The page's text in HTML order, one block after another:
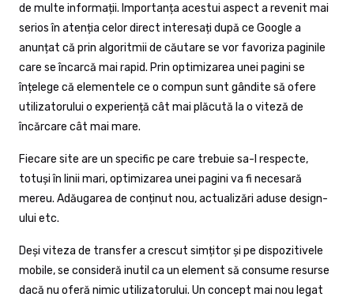
de multe informații. Importanța acestui aspect a revenit mai
serios în atenția celor direct interesați după ce Google a
anunțat că prin algoritmii de căutare se vor favoriza paginile
care se încarcă mai rapid. Prin optimizarea unei pagini se
înțelege că elementele ce o compun sunt gândite să ofere
utilizatorului o experiență cât mai plăcută la o viteză de
încărcare cât mai mare.
Fiecare site are un specific pe care trebuie sa-l respecte,
totuși în linii mari, optimizarea unei pagini va fi necesară
mereu. Adăugarea de conținut nou, actualizări aduse design-
ului etc.
Deși viteza de transfer a crescut simțitor și pe dispozitivele
mobile, se consideră inutil ca un element să consume resurse
dacă nu oferă nimic utilizatorului. Un concept mai nou legat